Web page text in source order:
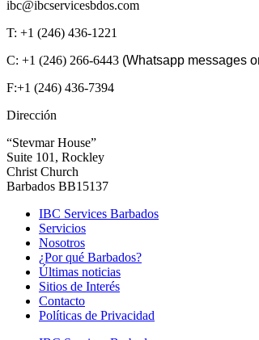
ibc@ibcservicesbdos.com
T: +1 (246) 436-1221
C: +1 (246) 266-6443 (Whatsapp messages
F:+1 (246) 436-7394
Dirección
“Stevmar House”
Suite 101, Rockley
Christ Church
Barbados BB15137
IBC Services Barbados
Servicios
Nosotros
¿Por qué Barbados?
Últimas noticias
Sitios de Interés
Contacto
Políticas de Privacidad